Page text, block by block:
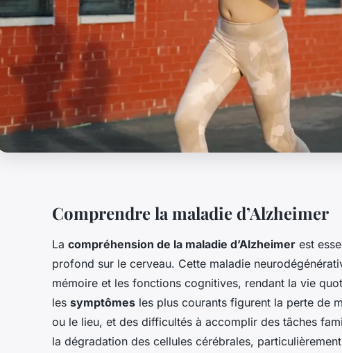
Comprendre la maladie d’Alzheimer
La compréhension de la maladie d’Alzheimer est
profond sur le cerveau. Cette maladie
mémoire et les fonctions cognitives, rendant la vie
les symptômes les plus courants figurent la perte de
ou le lieu, et des difficultés à accomplir des tâches
la dégradation des cellules cérébrales,